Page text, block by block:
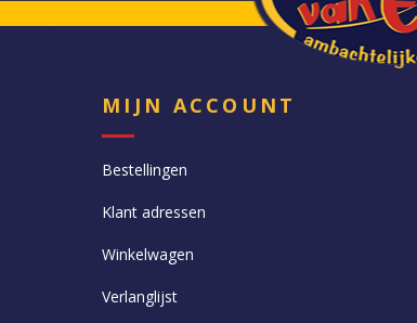
MIJN ACCOUNT
Bestellingen
Klant adressen
Winkelwagen
Verlanglijst